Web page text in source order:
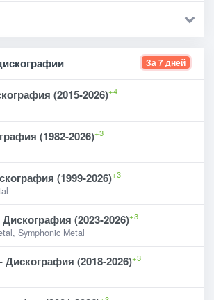
За 7 дней
(2015-2026)+4
(1982-2026)+3
(1999-2026)+3
(2023-2026)+3
Symphonic Metal
Дискография (2018-2026)+3